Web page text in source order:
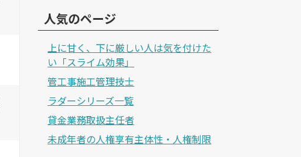
人気のページ
上に甘く、下に厳しい人は気を付けた
い「スライム効果」
管工事施工管理技士
ラダーシリーズ一覧
貸金業務取扱主任者
未成年者の人権享有主体性・人権制限